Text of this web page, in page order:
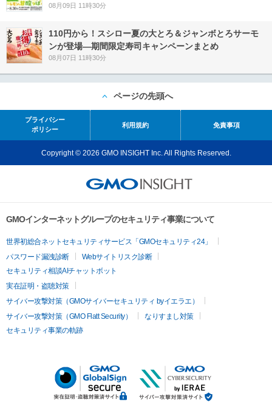
08月09日 11時30分
110円から！スシロー夏の大とろ＆ジャンボとろサーモ
ンが登場―期間限定寿司キャンペーンまとめ
08月07日 11時30分
ページの先頭へ
プライバシー
ポリシー
利用規約 免責事項
Copyright © 2026 GMO INSIGHT Inc. All Rights Reserved.
GMOインターネットグループのセキュリティ事業について
世界初総合ネットセキュリティサービス「GMOセキュリティ24」
パスワード漏洩診断
Webサイトリスク診断
セキュリティ相談AIチャットボット
実在証明・盗聴対策
サイバー攻撃対策（GMOサイバーセキュリティ byイエラエ）
サイバー攻撃対策（GMO Flatt Security）
なりすまし対策
セキュリティ事業の軌跡